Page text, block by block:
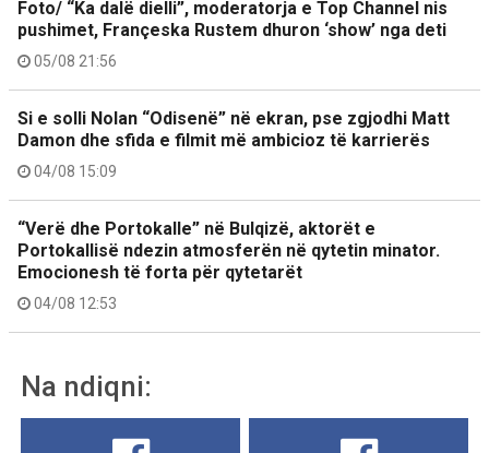
Foto/ “Ka dalë dielli”, moderatorja e Top Channel nis
pushimet, Françeska Rustem dhuron ‘show’ nga deti
05/08 21:56
Si e solli Nolan “Odisenë” në ekran, pse zgjodhi Matt
Damon dhe sfida e filmit më ambicioz të karrierës
04/08 15:09
“Verë dhe Portokalle” në Bulqizë, aktorët e
Portokallisë ndezin atmosferën në qytetin minator.
Emocionesh të forta për qytetarët
04/08 12:53
Na ndiqni: